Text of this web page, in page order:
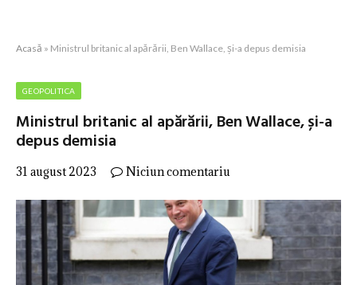
Acasă » Ministrul britanic al apărării, Ben Wallace, și-a depus demisia
GEOPOLITICA
Ministrul britanic al apărării, Ben Wallace, și-a
depus demisia
31 august 2023 Niciun comentariu